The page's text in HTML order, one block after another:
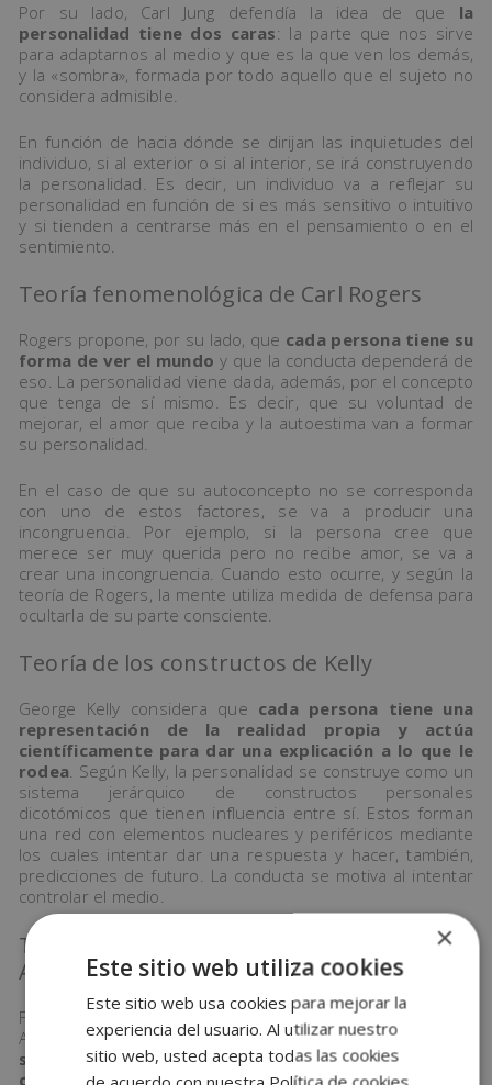
Por su lado, Carl Jung defendía la idea de que la
personalidad tiene dos caras: la parte que nos sirve
para adaptarnos al medio y que es la que ven los demás,
y la «sombra», formada por todo aquello que el sujeto no
considera admisible.
En función de hacia dónde se dirijan las inquietudes del
individuo, si al exterior o si al interior, se irá construyendo
la personalidad. Es decir, un individuo va a reflejar su
personalidad en función de si es más sensitivo o intuitivo
y si tienden a centrarse más en el pensamiento o en el
sentimiento.
Teoría fenomenológica de Carl Rogers
Rogers propone, por su lado, que cada persona tiene su
forma de ver el mundo y que la conducta dependerá de
eso. La personalidad viene dada, además, por el concepto
que tenga de sí mismo. Es decir, que su voluntad de
mejorar, el amor que reciba y la autoestima van a formar
su personalidad.
En el caso de que su autoconcepto no se corresponda
con uno de estos factores, se va a producir una
incongruencia. Por ejemplo, si la persona cree que
merece ser muy querida pero no recibe amor, se va a
crear una incongruencia. Cuando esto ocurre, y según la
teoría de Rogers, la mente utiliza medida de defensa para
ocultarla de su parte consciente.
Teoría de los constructos de Kelly
George Kelly considera que cada persona tiene una
representación de la realidad propia y actúa
científicamente para dar una explicación a lo que le
rodea. Según Kelly, la personalidad se construye como un
sistema jerárquico de constructos personales
dicotómicos que tienen influencia entre sí. Estos forman
una red con elementos nucleares y periféricos mediante
los cuales intentar dar una respuesta y hacer, también,
predicciones de futuro. La conducta se motiva al intentar
controlar el medio.
Teoría de la personalidad ideográfica de
Allport
Finalmente, encontramos la teoría propuesta por Gordon
Allport. Considera que cada individuo es único y que
somos entes activos enfocados hacia el
cumplimiento de metas. Allport afirma que todos
×
Este sitio web utiliza cookies
Este sitio web usa cookies para mejorar la
experiencia del usuario. Al utilizar nuestro
sitio web, usted acepta todas las cookies